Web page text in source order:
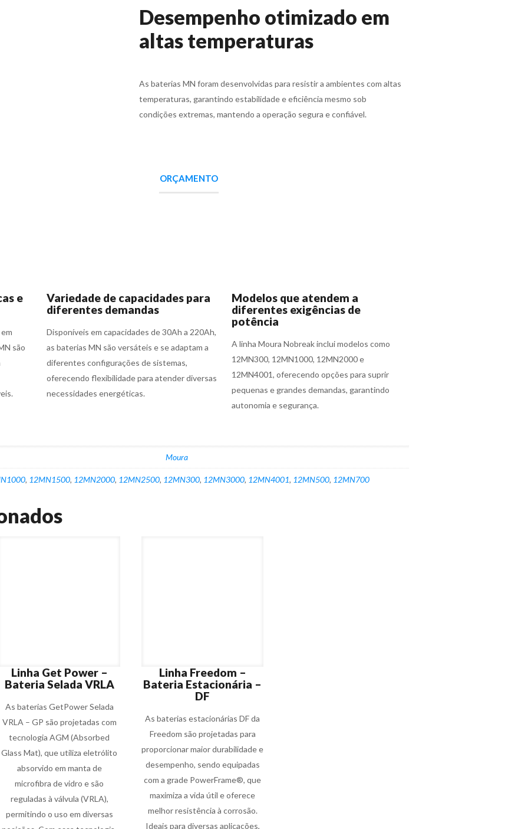
Desempenho otimizado em
altas temperaturas
As baterias MN foram desenvolvidas para resistir a ambientes com altas
temperaturas, garantindo estabilidade e eficiência mesmo sob
condições extremas, mantendo a operação segura e confiável.
ORÇAMENTO
e
são
Variedade de capacidades para
diferentes demandas
Disponíveis em capacidades de 30Ah a 220Ah,
as baterias MN são versáteis e se adaptam a
diferentes configurações de sistemas,
oferecendo flexibilidade para atender diversas
necessidades energéticas.
Modelos que atendem a
diferentes exigências de
potência
A linha Moura Nobreak inclui modelos como
12MN300, 12MN1000, 12MN2000 e
12MN4001, oferecendo opções para suprir
pequenas e grandes demandas, garantindo
autonomia e segurança.
Moura
, 12MN1500, 12MN2000, 12MN2500, 12MN300, 12MN3000, 12MN4001, 12MN500, 12MN700
Linha Get Power –
Bateria Selada VRLA
As baterias GetPower Selada
VRLA – GP são projetadas com
tecnologia AGM (Absorbed
Glass Mat), que utiliza eletrólito
absorvido em manta de
microfibra de vidro e são
reguladas à válvula (VRLA),
permitindo o uso em diversas
Linha Freedom –
Bateria Estacionária –
DF
As baterias estacionárias DF da
Freedom são projetadas para
proporcionar maior durabilidade e
desempenho, sendo equipadas
com a grade PowerFrame®, que
maximiza a vida útil e oferece
melhor resistência à corrosão.
Ideais para diversas aplicações,